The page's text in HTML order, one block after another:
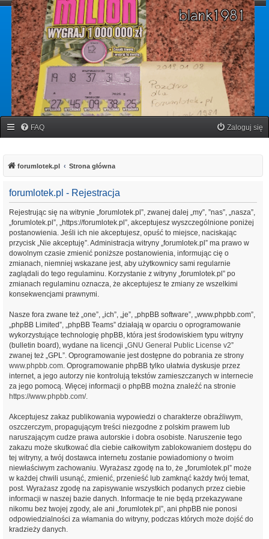
forumlotek.pl
Forum gier liczbowych
FAQ Zaloguj się
forumlotek.pl Strona główna
forumlotek.pl - Rejestracja
Rejestrując się na witrynie „forumlotek.pl”, zwanej dalej „my”, ”nas”, „nasza”,
„forumlotek.pl”, „https://forumlotek.pl”, akceptujesz wyszczególnione poniżej
postanowienia. Jeśli ich nie akceptujesz, opuść to miejsce, naciskając
przycisk „Nie akceptuję”. Administracja witryny „forumlotek.pl” ma prawo w
dowolnym czasie zmienić poniższe postanowienia, informując cię o
zmianach, niemniej wskazane jest, aby użytkownicy sami regularnie
zaglądali do tego regulaminu. Korzystanie z witryny „forumlotek.pl” po
zmianach regulaminu oznacza, że akceptujesz te zmiany ze wszelkimi
konsekwencjami prawnymi.
Nasze fora zwane też „one”, „ich”, „je”, „phpBB software”, „www.phpbb.com”,
„phpBB Limited”, „phpBB Teams” działają w oparciu o oprogramowanie
wykorzystujące technologię phpBB, która jest środowiskiem typu witryny
(bulletin board), wydane na licencji „GNU General Public License v2”
zwanej też „GPL”. Oprogramowanie jest dostępne do pobrania ze strony
www.phpbb.com. Oprogramowanie phpBB tylko ułatwia dyskusje przez
internet, a jego autorzy nie kontrolują tekstów zamieszczanych w internecie
za jego pomocą. Więcej informacji o phpBB można znaleźć na stronie
https://www.phpbb.com/.
Akceptujesz zakaz publikowania wypowiedzi o charakterze obraźliwym,
oszczerczym, propagującym treści niezgodne z polskim prawem lub
naruszającym cudze prawa autorskie i dobra osobiste. Naruszenie tego
zakazu może skutkować dla ciebie całkowitym zablokowaniem dostępu do
tej witryny, a twój dostawca internetu zostanie powiadomiony o twoim
niewłaściwym zachowaniu. Wyrażasz zgodę na to, że „forumlotek.pl” może
w każdej chwili usunąć, zmienić, przenieść lub zamknąć każdy twój temat,
post. Wyrażasz zgodę na zapisywanie wszystkich podanych przez ciebie
informacji w naszej bazie danych. Informacje te nie będą przekazywane
nikomu bez twojej zgody, ale ani „forumlotek.pl”, ani phpBB nie ponosi
odpowiedzialności za włamania do witryny, podczas których może dojść do
kradzieży danych.